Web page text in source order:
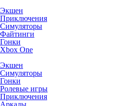
Экшен
Приключения
Симуляторы
Файтинги
Гонки
Xbox One
Экшен
Симуляторы
Гонки
Ролевые игры
Приключения
Аркады